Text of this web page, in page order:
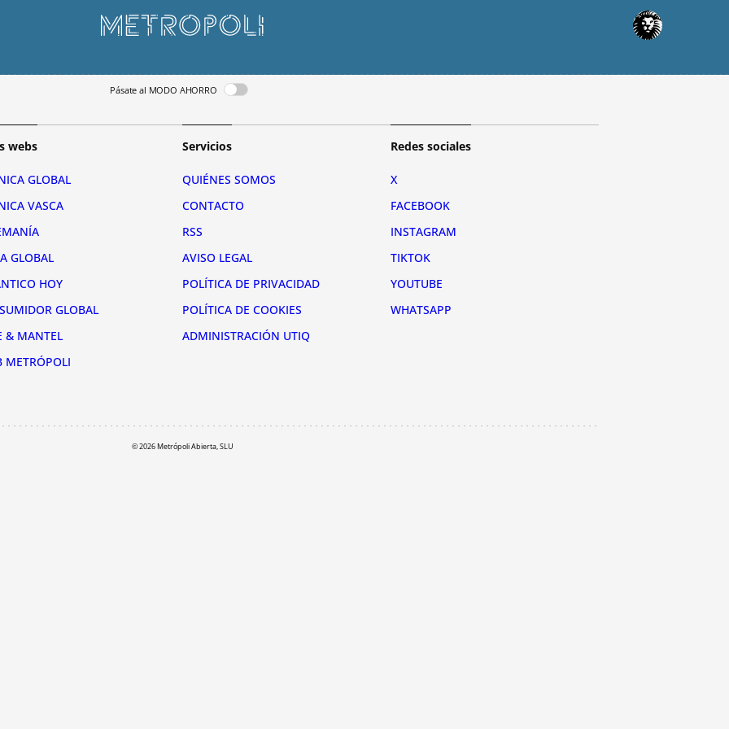
Pásate al MODO AHORRO
webs
GLOBAL
VASCA
GLOBAL
HOY
GLOBAL
& MANTEL
METRÓPOLI
Servicios
QUIÉNES SOMOS
CONTACTO
RSS
AVISO LEGAL
POLÍTICA DE PRIVACIDAD
POLÍTICA DE COOKIES
ADMINISTRACIÓN UTIQ
Redes sociales
X
FACEBOOK
INSTAGRAM
TIKTOK
YOUTUBE
WHATSAPP
© 2026 Metrópoli Abierta, SLU